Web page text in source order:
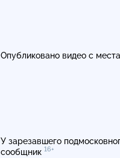
Опубликовано видео с
У зарезавшего
сообщник 16+